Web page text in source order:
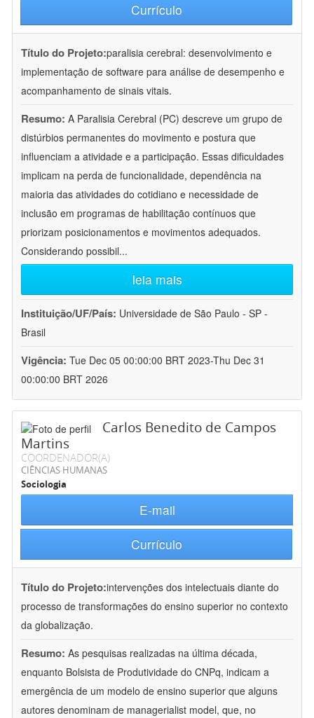
Currículo
Título do Projeto:paralisia cerebral: desenvolvimento e
implementação de software para análise de desempenho e
acompanhamento de sinais vitais.
Resumo: A Paralisia Cerebral (PC) descreve um grupo de
distúrbios permanentes do movimento e postura que
influenciam a atividade e a participação. Essas dificuldades
implicam na perda de funcionalidade, dependência na
maioria das atividades do cotidiano e necessidade de
inclusão em programas de habilitação contínuos que
priorizam posicionamentos e movimentos adequados.
Considerando possibil...
leia mais
Instituição/UF/País: Universidade de São Paulo - SP -
Brasil
Vigência: Tue Dec 05 00:00:00 BRT 2023-Thu Dec 31
00:00:00 BRT 2026
Carlos Benedito de Campos
Martins
COORDENADOR(A)
CIÊNCIAS HUMANAS
Sociologia
E-mail
Currículo
Título do Projeto:intervenções dos intelectuais diante do
processo de transformações do ensino superior no contexto
da globalização.
Resumo: As pesquisas realizadas na última década,
enquanto Bolsista de Produtividade do CNPq, indicam a
emergência de um modelo de ensino superior que alguns
autores denominam de managerialist model, que, no